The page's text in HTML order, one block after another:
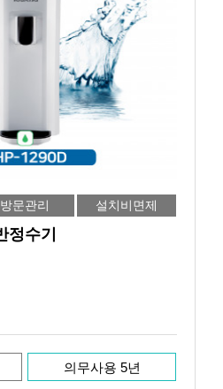
방문관리 설치비면제
정수기
의무사용 5년